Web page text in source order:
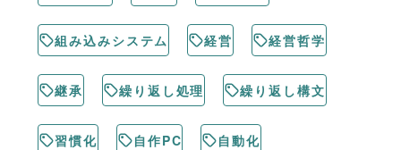
組み込みシステム 経営 経営哲学
継承 繰り返し処理 繰り返し構文
習慣化 自作PC 自動化